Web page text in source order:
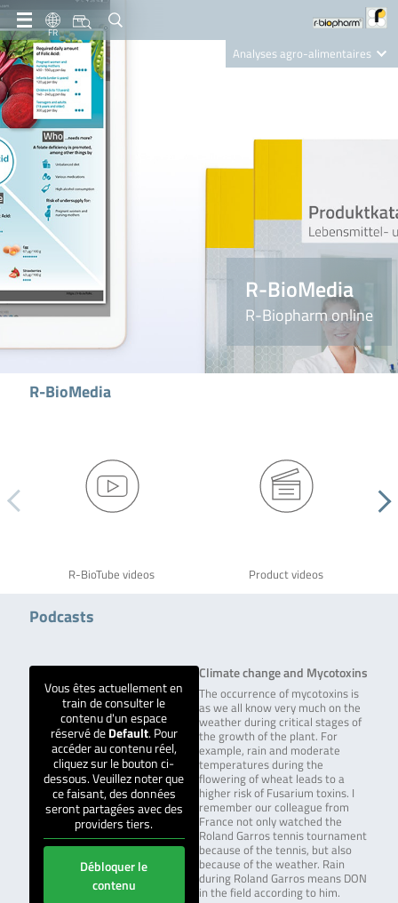
FR
Analyses agro-alimentaires
Nutrition Care
R-BioMedia
R-Biopharm online
R-BioMedia
R-BioTube videos Product videos
Podcasts
Vous êtes actuellement en
train de consulter le
contenu d'un espace
réservé deDefault. Pour
accéder au contenu réel,
cliquez sur le bouton ci-
dessous. Veuillez noter que
ce faisant, des données
seront partagées avec des
providers tiers.
Débloquer le
contenu
Climate change and Mycotoxins
The occurrence of mycotoxins is
as we all know very much on the
weather during critical stages of
the growth of the plant. For
example, rain and moderate
temperatures during the
flowering of wheat leads to a
higher risk of Fusarium toxins. I
remember our colleague from
France not only watched the
Roland Garros tennis tournament
because of the tennis, but also
because of the weather. Rain
during Roland Garros means DON
in the field according to him.